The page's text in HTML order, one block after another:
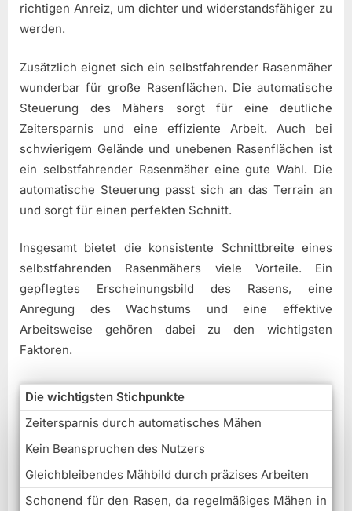
richtigen Anreiz, um dichter und widerstandsfähiger zu
werden.
Zusätzlich eignet sich ein selbstfahrender Rasenmäher
wunderbar für große Rasenflächen. Die automatische
Steuerung des Mähers sorgt für eine deutliche
Zeitersparnis und eine effiziente Arbeit. Auch bei
schwierigem Gelände und unebenen Rasenflächen ist
ein selbstfahrender Rasenmäher eine gute Wahl. Die
automatische Steuerung passt sich an das Terrain an
und sorgt für einen perfekten Schnitt.
Insgesamt bietet die konsistente Schnittbreite eines
selbstfahrenden Rasenmähers viele Vorteile. Ein
gepflegtes Erscheinungsbild des Rasens, eine
Anregung des Wachstums und eine effektive
Arbeitsweise gehören dabei zu den wichtigsten
Faktoren.
Die wichtigsten Stichpunkte
Zeitersparnis durch automatisches Mähen
Kein Beanspruchen des Nutzers
Gleichbleibendes Mähbild durch präzises Arbeiten
Schonend für den Rasen, da regelmäßiges Mähen in